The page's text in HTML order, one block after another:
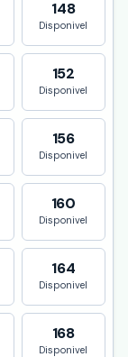
148
Disponivel
152
Disponivel
156
Disponivel
160
Disponivel
164
Disponivel
168
Disponivel